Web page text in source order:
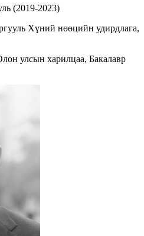
(2019-2023)
Хүний нөөцийн удирдлага,
улсын харилцаа, Бакалавр